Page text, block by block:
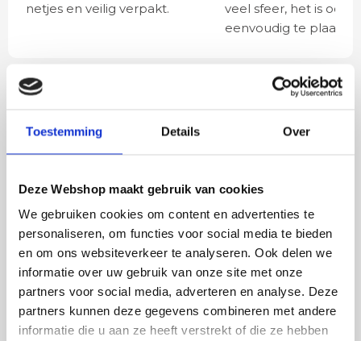
Toestemming Details Over
Deze Webshop maakt gebruik van cookies
We gebruiken cookies om content en advertenties te
personaliseren, om functies voor social media te bieden
en om ons websiteverkeer te analyseren. Ook delen we
informatie over uw gebruik van onze site met onze
partners voor social media, adverteren en analyse. Deze
partners kunnen deze gegevens combineren met andere
informatie die u aan ze heeft verstrekt of die ze hebben
netjes en veilig verpakt.
veel sfeer, het is ook
eenvoudig te
BESTEL
smoke 8cm dimbaar